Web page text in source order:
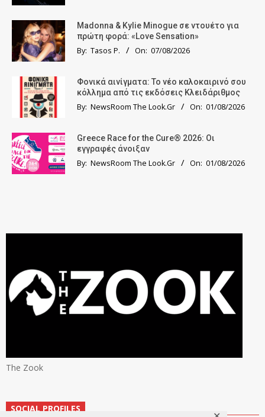
Madonna & Kylie Minogue σε ντουέτο για
πρώτη φορά: «Love Sensation»
By: Tasos P. On: 07/08/2026
Φονικά αινίγματα: Το νέο καλοκαιρινό σου
κόλλημα από τις εκδόσεις Κλειδάριθμος
By: NewsRoom The Look.Gr On: 01/08/2026
Greece Race for the Cure® 2026: Οι
εγγραφές άνοιξαν
By: NewsRoom The Look.Gr On: 01/08/2026
The Zook
SOCIAL PROFILES